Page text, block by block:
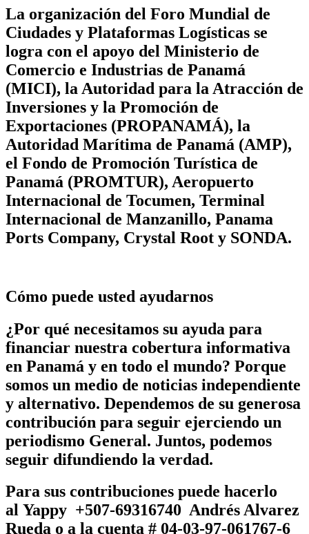
La organización del Foro Mundial de
Ciudades y Plataformas Logísticas se
logra con el apoyo del Ministerio de
Comercio e Industrias de Panamá
(MICI), la Autoridad para la Atracción de
Inversiones y la Promoción de
Exportaciones (PROPANAMÁ), la
Autoridad Marítima de Panamá (AMP),
el Fondo de Promoción Turística de
Panamá (PROMTUR), Aeropuerto
Internacional de Tocumen, Terminal
Internacional de Manzanillo, Panama
Ports Company, Crystal Root y SONDA.
Cómo puede usted ayudarnos
¿Por qué necesitamos su ayuda para
financiar nuestra cobertura informativa
en Panamá y en todo el mundo? Porque
somos un medio de noticias independiente
y alternativo. Dependemos de su generosa
contribución para seguir ejerciendo un
periodismo General. Juntos, podemos
seguir difundiendo la verdad.
Para sus contribuciones puede hacerlo
al Yappy +507-69316740 Andrés Alvarez
Rueda o a la cuenta # 04-03-97-061767-6